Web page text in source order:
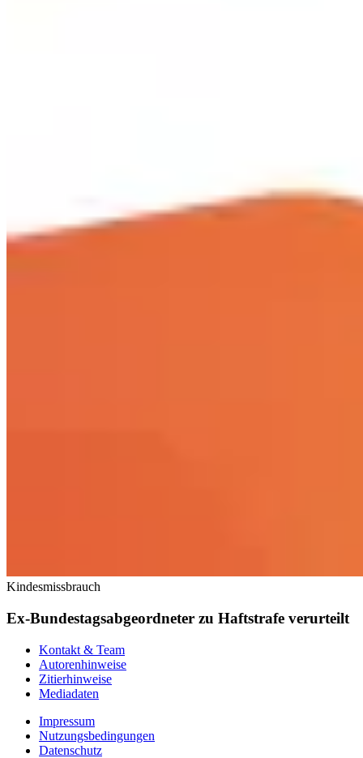
Kindesmissbrauch
Ex‑Bundestagsabgeordneter zu Haftstrafe verurteilt
Kontakt & Team
Autorenhinweise
Zitierhinweise
Mediadaten
Impressum
Nutzungsbedingungen
Datenschutz